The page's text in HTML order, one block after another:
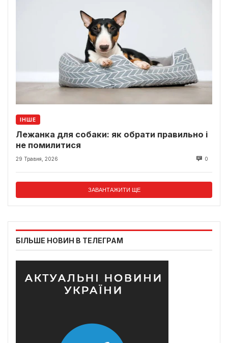
ІНШЕ
Лежанка для собаки: як обрати правильно і
не помилитися
29 Травня, 2026 0
ЗАВАНТАЖИТИ ЩЕ
БІЛЬШЕ НОВИН В ТЕЛЕГРАМ